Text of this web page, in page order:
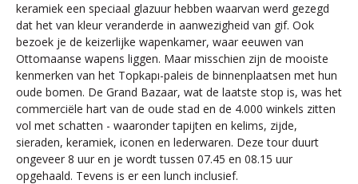
keramiek een speciaal glazuur hebben waarvan werd gezegd
dat het van kleur veranderde in aanwezigheid van gif. Ook
bezoek je de keizerlijke wapenkamer, waar eeuwen van
Ottomaanse wapens liggen. Maar misschien zijn de mooiste
kenmerken van het Topkapı-paleis de binnenplaatsen met hun
oude bomen. De Grand Bazaar, wat de laatste stop is, was het
commerciële hart van de oude stad en de 4.000 winkels zitten
vol met schatten - waaronder tapijten en kelims, zijde,
sieraden, keramiek, iconen en lederwaren. Deze tour duurt
ongeveer 8 uur en je wordt tussen 07.45 en 08.15 uur
opgehaald. Tevens is er een lunch inclusief.